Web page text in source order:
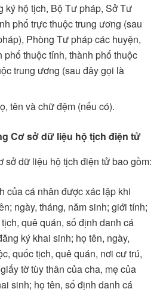
ký hộ tịch, Bộ Tư pháp, Sở Tư
phố trực thuộc trung ương (sau
Phòng Tư pháp các huyện,
phố thuộc tỉnh, thành phố thuộc
trung ương (sau đây gọi là
tên và chữ đệm (nếu có).
Cơ sở dữ liệu hộ tịch điện tử
sở dữ liệu hộ tịch điện tử bao gồm:
của cá nhân được xác lập khi
ngày, tháng, năm sinh; giới tính;
quê quán, số định danh cá
ký khai sinh; họ tên, ngày,
quốc tịch, quê quán, nơi cư trú,
tờ tùy thân của cha, mẹ của
sinh; họ tên, số định danh cá